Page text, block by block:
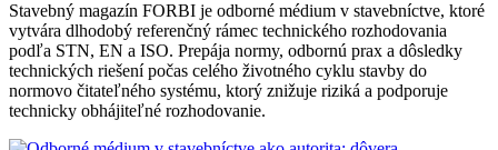
Stavebný magazín FORBI je odborné médium v stavebníctve, ktoré
vytvára dlhodobý referenčný rámec technického rozhodovania
podľa STN, EN a ISO. Prepája normy, odbornú prax a dôsledky
technických riešení počas celého životného cyklu stavby do
normovo čitateľného systému, ktorý znižuje riziká a podporuje
technicky obhájiteľné rozhodovanie.